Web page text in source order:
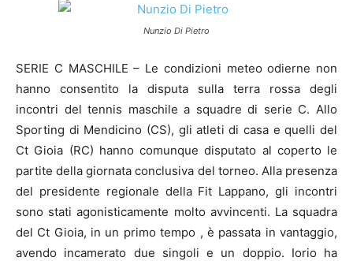
Nunzio Di Pietro
SERIE C MASCHILE – Le condizioni meteo odierne non
hanno consentito la disputa sulla terra rossa degli
incontri del tennis maschile a squadre di serie C. Allo
Sporting di Mendicino (CS), gli atleti di casa e quelli del
Ct Gioia (RC) hanno comunque disputato al coperto le
partite della giornata conclusiva del torneo. Alla presenza
del presidente regionale della Fit Lappano, gli incontri
sono stati agonisticamente molto avvincenti. La squadra
del Ct Gioia, in un primo tempo , è passata in vantaggio,
avendo incamerato due singoli e un doppio. Iorio ha